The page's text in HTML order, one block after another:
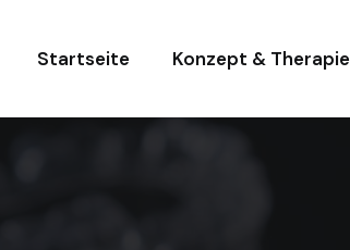
Startseite Konzept & Therapie